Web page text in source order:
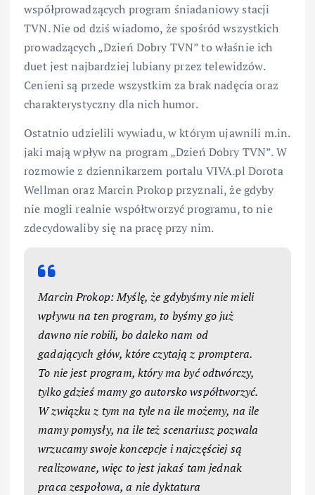
współprowadzących program śniadaniowy stacji
TVN. Nie od dziś wiadomo, że spośród wszystkich
prowadzących „Dzień Dobry TVN” to właśnie ich
duet jest najbardziej lubiany przez telewidzów.
Cenieni są przede wszystkim za brak nadęcia oraz
charakterystyczny dla nich humor.
Ostatnio udzielili wywiadu, w którym ujawnili m.in.
jaki mają wpływ na program „Dzień Dobry TVN”. W
rozmowie z dziennikarzem portalu VIVA.pl Dorota
Wellman oraz Marcin Prokop przyznali, że gdyby
nie mogli realnie współtworzyć programu, to nie
zdecydowaliby się na pracę przy nim.
Marcin Prokop: Myślę, że gdybyśmy nie mieli
wpływu na ten program, to byśmy go już
dawno nie robili, bo daleko nam od
gadających głów, które czytają z promptera.
To nie jest program, który ma być odtwórczy,
tylko gdzieś mamy go autorsko współtworzyć.
W związku z tym na tyle na ile możemy, na ile
mamy pomysły, na ile też scenariusz pozwala
wrzucamy swoje koncepcje i najczęściej są
realizowane, więc to jest jakaś tam jednak
praca zespołowa, a nie dyktatura